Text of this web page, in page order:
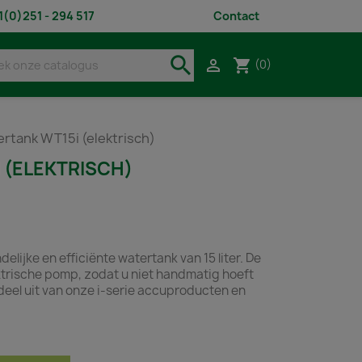
- 294 517 Contact
search  shopping_cart (0)
WT15i (elektrisch)
en efficiënte watertank van 15 liter. De
pomp, zodat u niet handmatig hoeft
uit van onze i-serie accuproducten en